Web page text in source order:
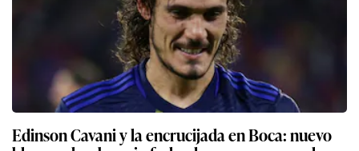
Edinson Cavani y la encrucijada en Boca: nuevo